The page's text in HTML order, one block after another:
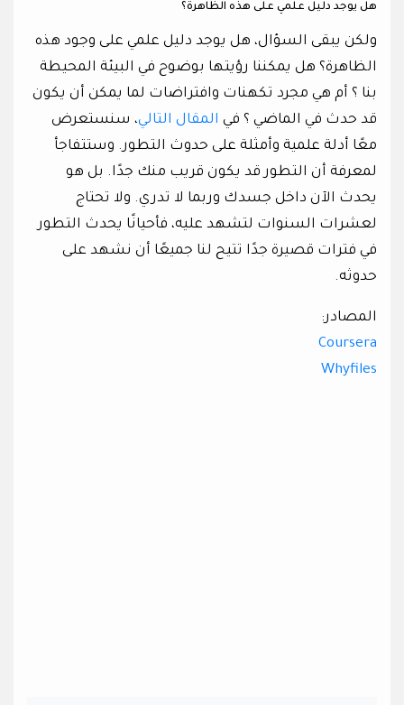
هل يوجد دليل علمي على هذه الظاهرة؟
ولكن يبقى السؤال، هل يوجد دليل علمي على وجود هذه
الظاهرة؟ هل يمكننا رؤيتها بوضوح في البيئة المحيطة
بنا ؟ أم هي مجرد تكهنات وافتراضات لما يمكن أن يكون
قد حدث في الماضي ؟ في المقال التالي، سنستعرض
معًا أدلة علمية وأمثلة على حدوث التطور. وستتفاجأ
لمعرفة أن التطور قد يكون قريب منك جدًا. بل هو
يحدث الآن داخل جسدك وربما لا تدري. ولا تحتاج
لعشرات السنوات لتشهد عليه، فأحيانًا يحدث التطور
في فترات قصيرة جدًا تتيح لنا جميعًا أن نشهد على
حدوثه.
المصادر:
Coursera
Whyfiles